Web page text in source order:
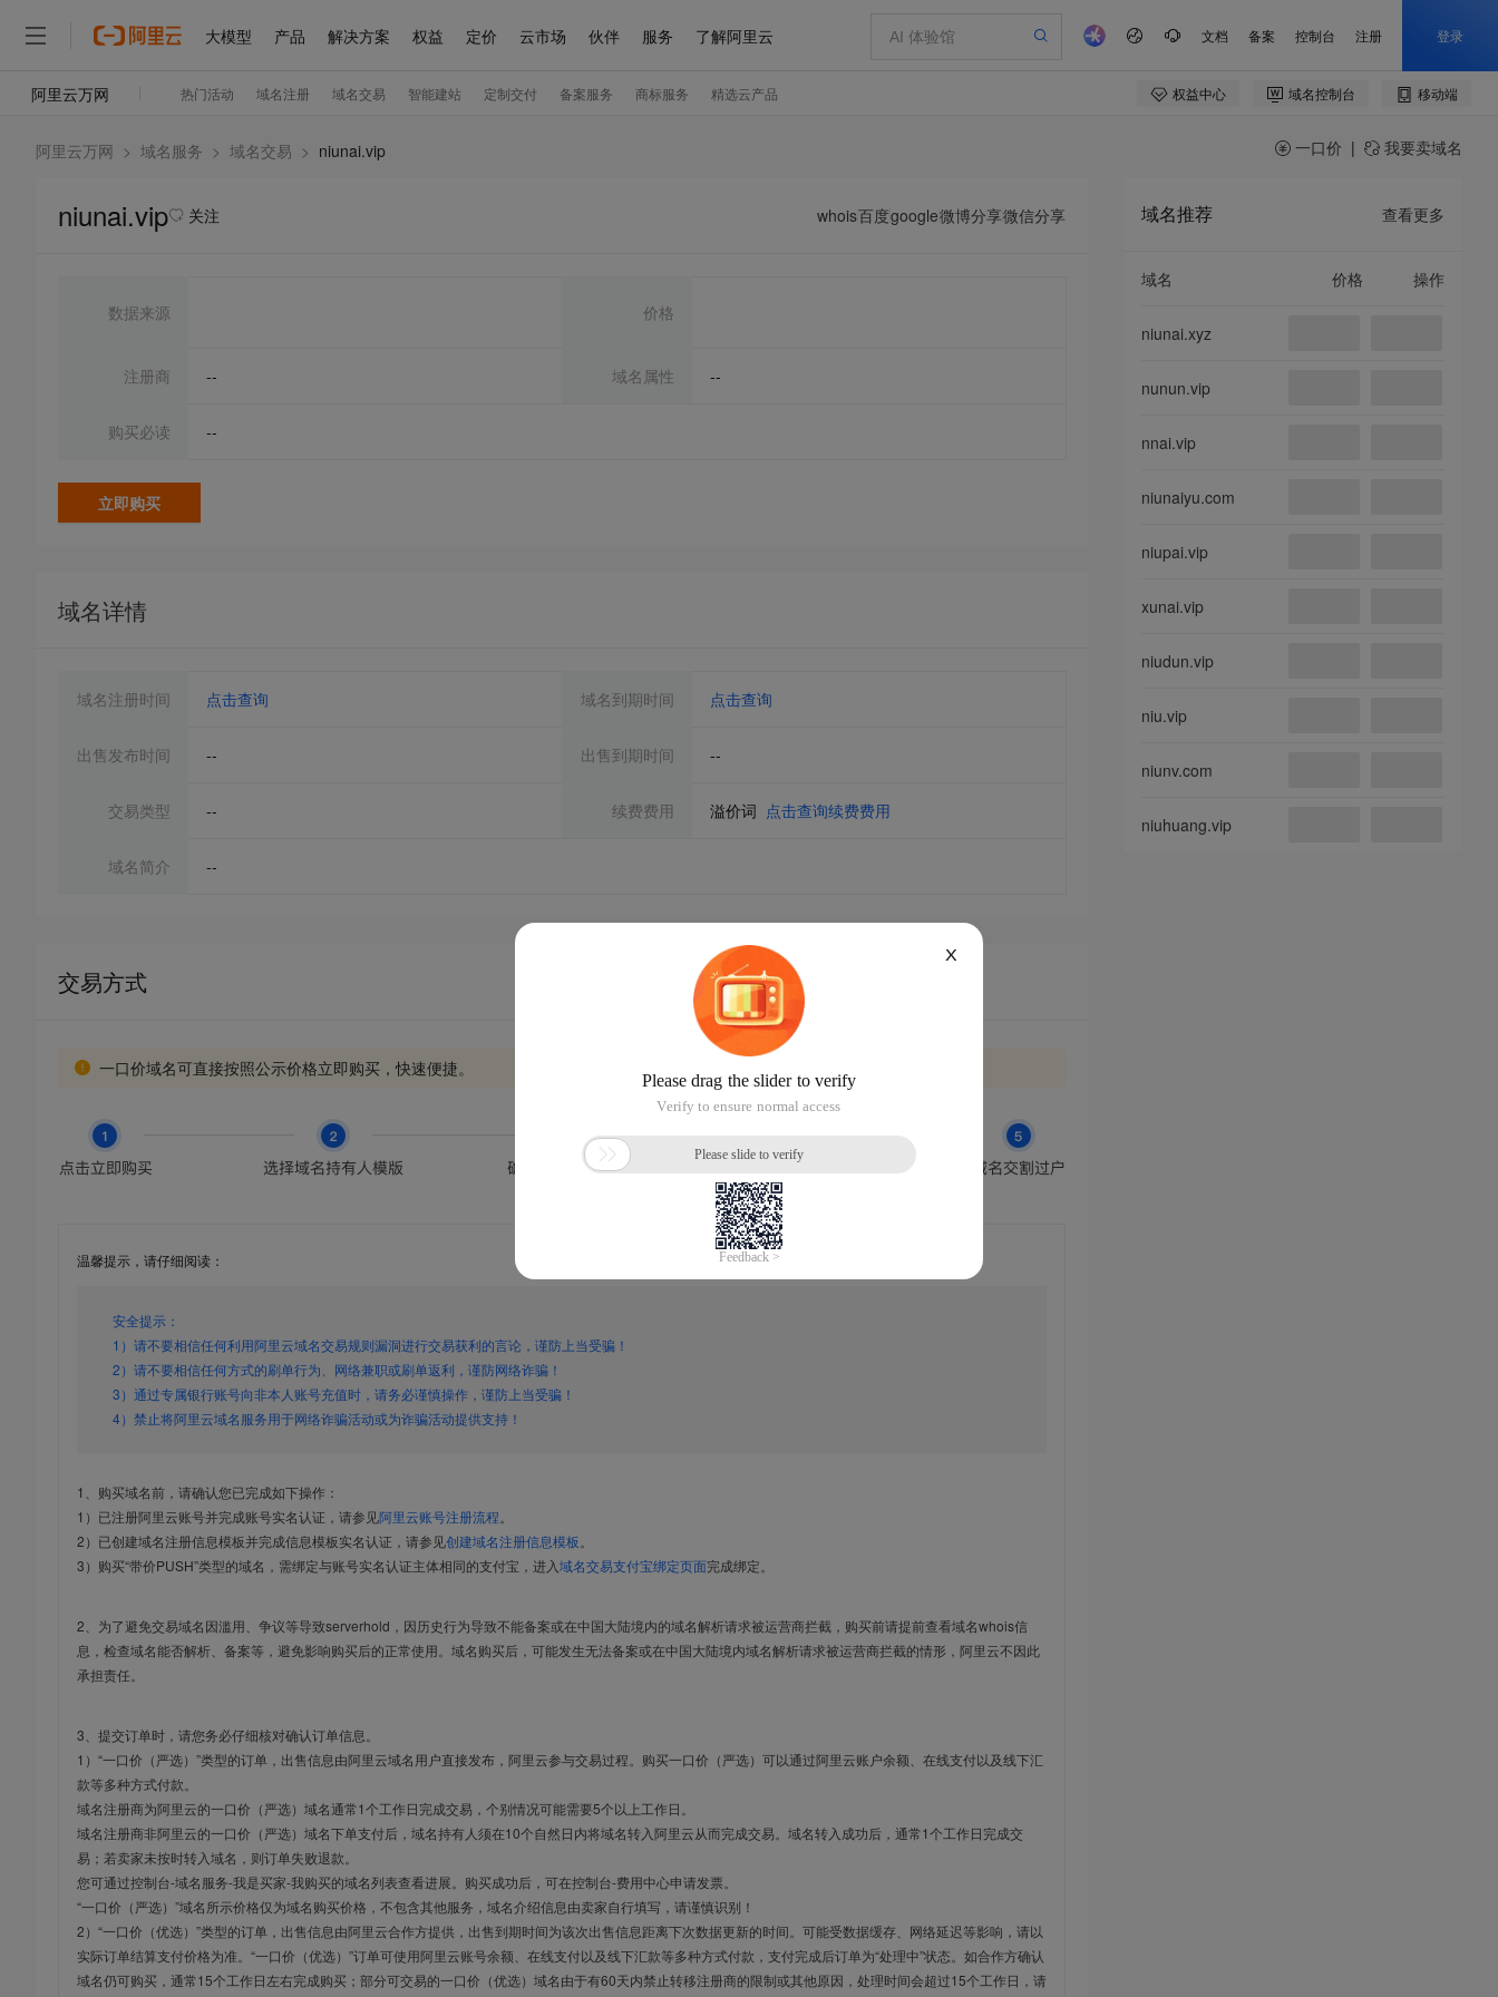
阿里云万网 > 域名服务 > 域名交易 > niunai.vip 一口价 | 我要卖域名
niunai.vip 关注 whois百度google微博分享微信分享
数据来源 价格
注册商 -- 域名属性 --
购买必读 --
立即购买
域名详情
域名注册时间 点击查询 域名到期时间 点击查询
出售发布时间 -- 出售到期时间 --
交易类型 -- 续费费用 溢价词 点击查询续费费用
域名简介 --
交易方式
一口价域名可直接按照公示价格立即购买，快速便捷。
温馨提示，请仔细阅读：
安全提示：
1）请不要相信任何利用阿里云域名交易规则漏洞进行交易获利的言论，谨防上当受骗！
2）请不要相信任何方式的刷单行为、网络兼职或刷单返利，谨防网络诈骗！
3）通过专属银行账号向非本人账号充值时，请务必谨慎操作，谨防上当受骗！
4）禁止将阿里云域名服务用于网络诈骗活动或为诈骗活动提供支持！
1、购买域名前，请确认您已完成如下操作：
1）已注册阿里云账号并完成账号实名认证，请参见阿里云账号注册流程
2）已创建域名注册信息模板并完成信息模板实名认证，请参见创建域名注册信息模板
3）购买“带价PUSH”类型的域名，需绑定与账号实名认证主体相同的支付宝，进入域名交易支付宝绑定页面完成绑定。
2、为了避免交易域名因滥用、争议等导致serverhold，因历史行为导致不能备案或在中国大陆境内的域名解析请求被运营商拦截，购买前请提前查看域名whois信
息，检查域名能否解析、备案等，避免影响购买后的正常使用。域名购买后，可能发生无法备案或在中国大陆境内域名解析请求被运营商拦截的情形，阿里云不因此
承担责任。
3、提交订单时，请您务必仔细核对确认订单信息。
1）“一口价（严选）”类型的订单，出售信息由阿里云域名用户直接发布，阿里云参与交易过程。购买一口价（严选）可以通过阿里云账户余额、在线支付以及线下汇
款等多种方式付款。
域名注册商为阿里云的一口价（严选）域名通常1个工作日完成交易，个别情况可能需要5个以上工作日。
域名注册商非阿里云的一口价（严选）域名下单支付后，域名持有人须在10个自然日内将域名转入阿里云从而完成交易。域名转入成功后，通常1个工作日完成交
易；若卖家未按时转入域名，则订单失败退款。
您可通过控制台-域名服务-我是买家-我购买的域名列表查看进展。购买成功后，可在控制台-费用中心申请发票。
“一口价（严选）”域名所示价格仅为域名购买价格，不包含其他服务，域名介绍信息由卖家自行填写，请谨慎识别！
2）“一口价（优选）”类型的订单，出售信息由阿里云合作方提供，出售到期时间为该次出售信息距离下次数据更新的时间。可能受数据缓存、网络延迟等影响，请以
实际订单结算支付价格为准。“一口价（优选）”订单可使用阿里云账号余额、在线支付以及线下汇款等多种方式付款，支付完成后订单为“处理中”状态。如合作方确认
域名仍可购买，通常15个工作日左右完成购买；部分可交易的一口价（优选）域名由于有60天内禁止转移注册商的限制或其他原因，处理时间会超过15个工作日，请
域名推荐 查看更多
域名 价格 操作
niunai.xyz
nunun.vip
nnai.vip
niunaiyu.com
niupai.vip
xunai.vip
niudun.vip
niu.vip
niunv.com
niuhuang.vip
X